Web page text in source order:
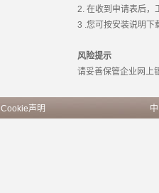
2. 在收到申请表后，工
3 .您可按安装说明下
风险提示
请妥善保管企业网上银
Cookie声明